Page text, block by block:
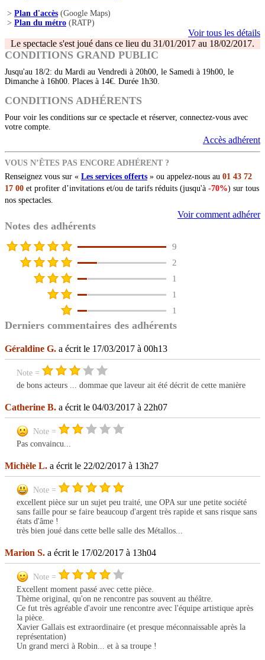
> Plan d'accès (Google Maps)
> Plan du métro (RATP)
Voir tous les détails
Le spectacle s'est joué dans ce lieu du 31/01/2017 au 18/02/2017.
CONDITIONS GRAND PUBLIC
Jusqu'au 18/2: du Mardi au Vendredi à 20h00, le Samedi à 19h00, le
Dimanche à 16h00. Places à 14€. Durée 1h30.
CONDITIONS ADHÉRENTS
Pour voir les conditions sur ce spectacle et réserver, connectez-vous avec
votre compte.
Accès adhérent
VOUS N’ÊTES PAS ENCORE ADHÉRENT ?
Renseignez vous sur « Les services offerts » ou appelez-nous au 01 43 72
17 00 et profiter d’invitations et/ou de tarifs réduits (jusqu'à -70%) sur tous
nos spectacles.
Voir comment adhérer
Notes des adhérents
9
2
1
1
1
Derniers commentaires des adhérents
Géraldine G. a écrit le 17/03/2017 à 00h13
Note =
de bons acteurs ... dommae que laveur ait été décrit de cette manière
Catherine B. a écrit le 04/03/2017 à 22h07
Note =
Pas convaincu...
Michèle L. a écrit le 22/02/2017 à 13h27
Note =
excellent pièce sur un sujet peu traité, une OPA sur une petite société
sans faille pour se faire beaucoup d'argent très rapide et sans risque sans
états d'âme !
très bien joué dans cette belle salle des Métallos...
Marion S. a écrit le 17/02/2017 à 13h04
Note =
Excellent moment passé avec cette pièce.
Thème original, qu'on ne rencontre pas souvent au théâtre.
Ce fut très agréable d'avoir une rencontre avec l'équipe artistique après
la pièce.
Xavier Gallais est extraordinaire (et presque méconnaissable après la
représentation)
Un grand merci à Robin... et à sa troupe !